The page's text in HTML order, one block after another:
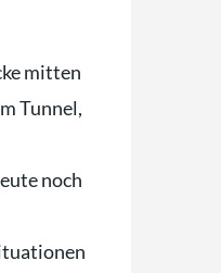
mitten
Tunnel,
noch